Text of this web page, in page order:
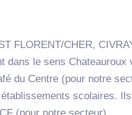
FLORENT/CHER,
dans le sens
du Centre (pour notre
scolaires.